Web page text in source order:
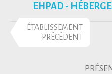
EHPAD -
ÉTABLISSEMENT
PRÉCÉDENT